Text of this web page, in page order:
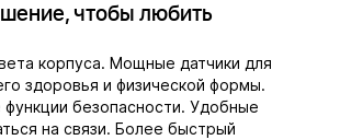
чтобы любить
корпуса. Мощные датчики для
здоровья и физической формы.
безопасности. Удобные
на связи. Более быстрый